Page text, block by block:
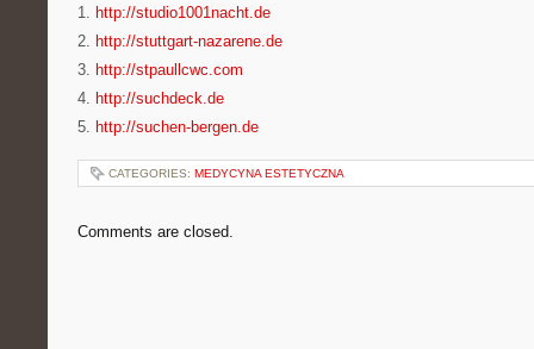
1. http://studio1001nacht.de
2. http://stuttgart-nazarene.de
3. http://stpaullcwc.com
4. http://suchdeck.de
5. http://suchen-bergen.de
CATEGORIES: MEDYCYNA ESTETYCZNA
Comments are closed.